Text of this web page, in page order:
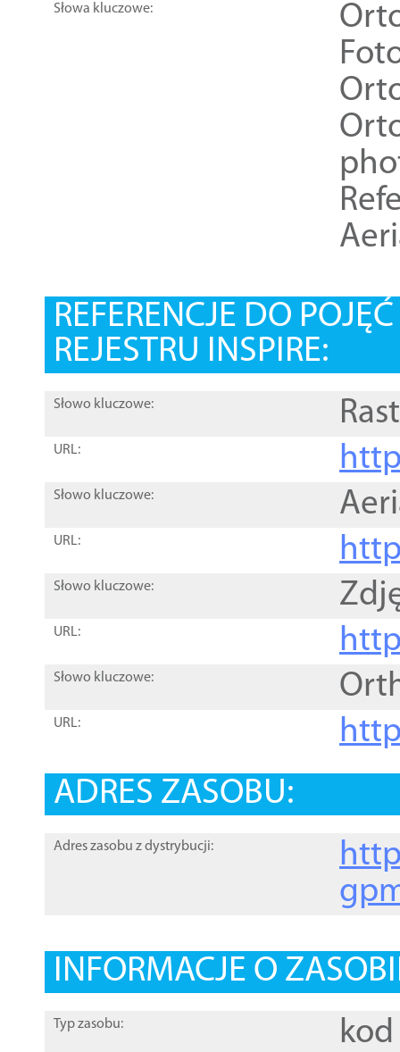
Słowa kluczowe:
REFERENCJE DO
REJESTRU INSPIRE:
Słowo kluczowe:
URL:
Słowo kluczowe:
URL:
Słowo kluczowe:
URL:
Słowo kluczowe:
URL:
ADRES ZASOBU:
Adres zasobu z dystrybucji:
INFORMACJE O
Typ zasobu: kod